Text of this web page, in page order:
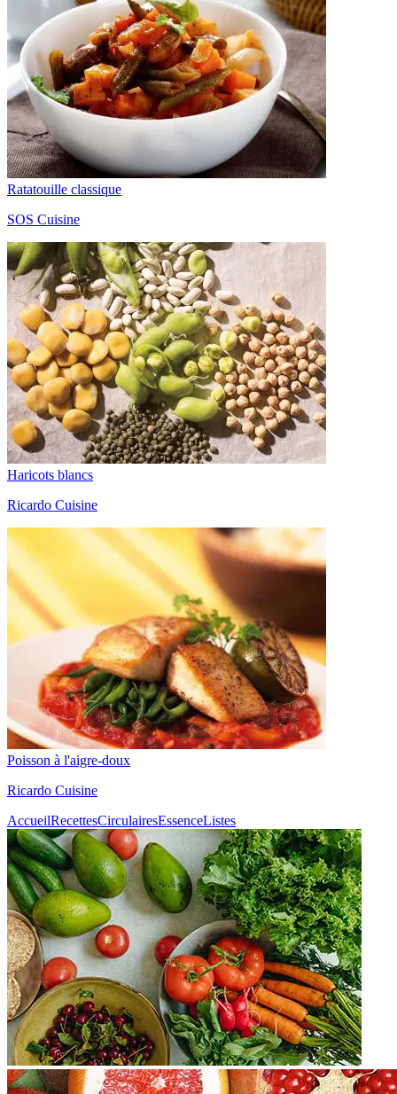
Ratatouille classique
SOS Cuisine
Haricots blancs
Ricardo Cuisine
Poisson à l'aigre-doux
Ricardo Cuisine
AccueilRecettesCirculairesEssenceListes